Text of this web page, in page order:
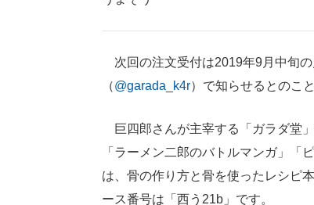
次回の注文受付は2019年9月中旬の
（@garada_k4r）で知らせるとのこと
巨四郎さんが主宰する「ガラダ堂
「ラーメン二郎のバトルマンガ」「
は、骨の作り方と骨を使ったレシピ
ース番号は「西う21b」です。